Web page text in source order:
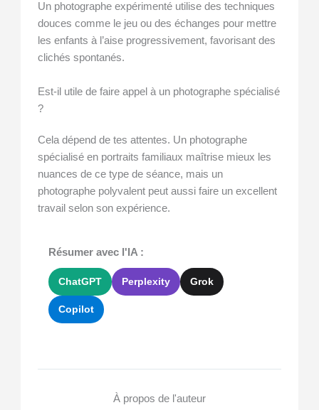
Un photographe expérimenté utilise des techniques
douces comme le jeu ou des échanges pour mettre
les enfants à l’aise progressivement, favorisant des
clichés spontanés.
Est-il utile de faire appel à un photographe spécialisé
?
Cela dépend de tes attentes. Un photographe
spécialisé en portraits familiaux maîtrise mieux les
nuances de ce type de séance, mais un
photographe polyvalent peut aussi faire un excellent
travail selon son expérience.
Résumer avec l'IA :
ChatGPT Perplexity Grok
Copilot
À propos de l'auteur